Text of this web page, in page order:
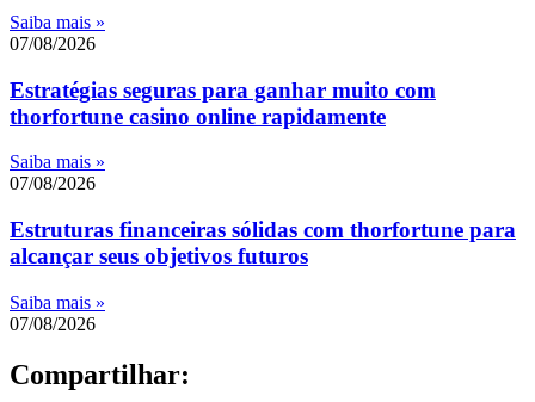
Saiba mais »
07/08/2026
Estratégias seguras para ganhar muito com
thorfortune casino online rapidamente
Saiba mais »
07/08/2026
Estruturas financeiras sólidas com thorfortune para
alcançar seus objetivos futuros
Saiba mais »
07/08/2026
Compartilhar: